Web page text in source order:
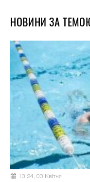
НОВИНИ ЗА
13:24, 03 Квітня